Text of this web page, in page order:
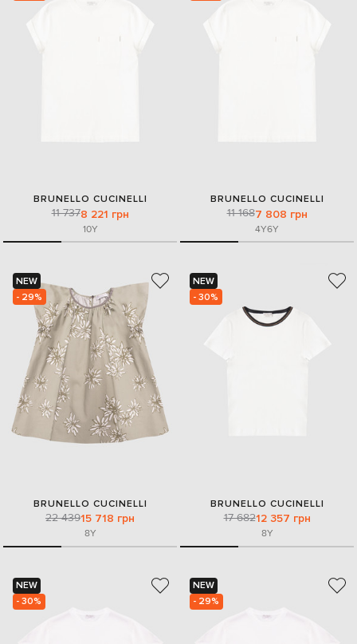
BRUNELLO CUCINELLI
11 7378 221 грн
10Y
BRUNELLO CUCINELLI
11 1687 808 грн
4Y6Y
NEW
- 29%
BRUNELLO CUCINELLI
22 43915 718 грн
8Y
NEW
- 30%
BRUNELLO CUCINELLI
17 68212 357 грн
8Y
NEW
- 30%
NEW
- 29%